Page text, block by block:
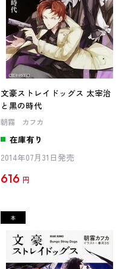
文豪ストレイドッグス 太宰治
と黒の時代
朝霧 カフカ
在庫有り
2014年07月31日発売
616 円